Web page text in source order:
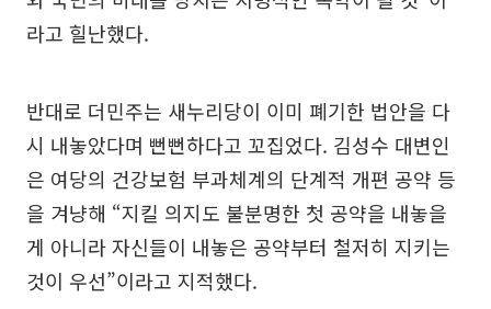
라고 힐난했다.
반대로 더민주는 새누리당이 이미 폐기한 법안을 다
시 내놓았다며 뻔뻔하다고 꼬집었다. 김성수 대변인
은 여당의 건강보험 부과체계의 단계적 개편 공약 등
을 겨냥해 “지킬 의지도 불분명한 첫 공약을 내놓을
게 아니라 자신들이 내놓은 공약부터 철저히 지키는
것이 우선”이라고 지적했다.